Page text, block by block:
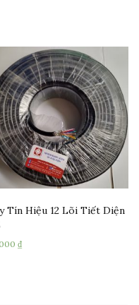
Tín Hiệu 12 Lõi Tiết Diện
₫